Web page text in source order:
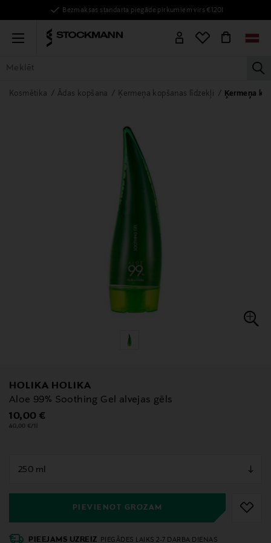
Bezmaksas standarta piegāde pirkumiem virs €120!
Menu
VISAS PRECES SIEVIETĒM VĪRIEŠIEM BĒRNIEM MĀJAI
Kosmētika Ādas kopšana Ķermeņa kopšanas līdzekļi Ķermeņa
HOLIKA HOLIKA
Aloe 99% Soothing Gel alvejas gēls
Original Price
10,00 €
40,00 €/1l
PIEVIENOT GROZAM
PIEEJAMS UZREIZ
PIEGĀDES LAIKS 2-7 DARBA DIENAS